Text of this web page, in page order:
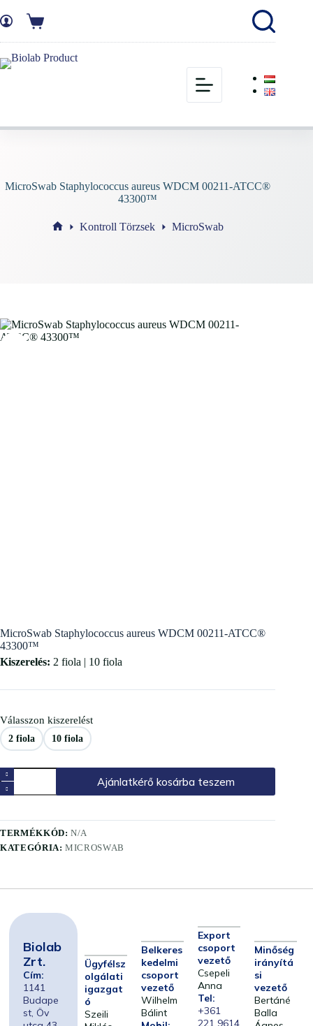
MicroSwab Staphylococcus aureus WDCM 00211-ATCC®
43300™
Kontroll Törzsek MicroSwab
MicroSwab Staphylococcus aureus WDCM 00211-ATCC®
43300™
Kiszerelés: 2 fiola | 10 fiola
Válasszon kiszerelést
2 fiola 10 fiola
Ajánlatkérő kosárba teszem
TERMÉKKÓD:N/A
KATEGÓRIA:MICROSWAB
Biolab
Zrt.
Cím:
1141
Budape
st, Öv
Ügyfélsz
olgálati
igazgat
ó
Szeili
Belkeres
kedelmi
csoport
vezető
Wilhelm
Bálint
Export
csoport
vezető
Csepeli
Anna
Tel:
+361
Minőség
irányítá
si
vezető
Bertáné
Balla